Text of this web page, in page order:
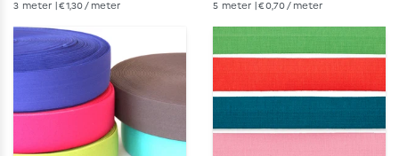
3 meter | € 1,30 / meter 5 meter | € 0,70 / meter